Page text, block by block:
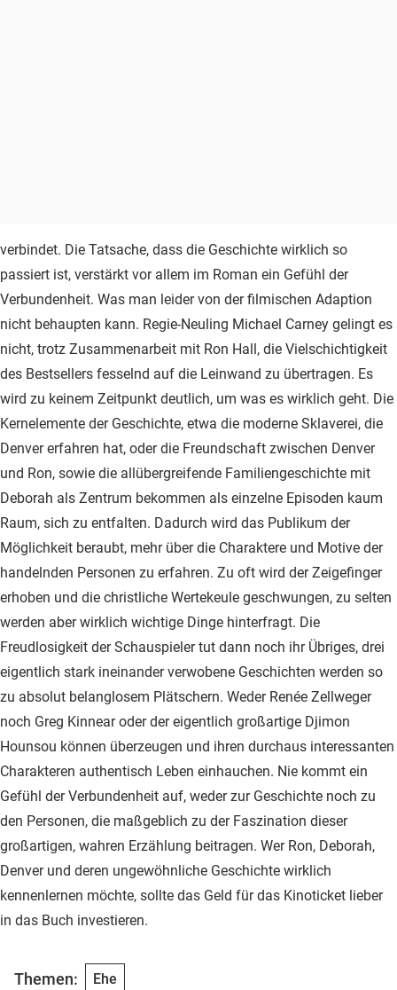
verbindet. Die Tatsache, dass die Geschichte wirklich so
passiert ist, verstärkt vor allem im Roman ein Gefühl der
Verbundenheit. Was man leider von der filmischen Adaption
nicht behaupten kann. Regie-Neuling Michael Carney gelingt es
nicht, trotz Zusammenarbeit mit Ron Hall, die Vielschichtigkeit
des Bestsellers fesselnd auf die Leinwand zu übertragen. Es
wird zu keinem Zeitpunkt deutlich, um was es wirklich geht. Die
Kernelemente der Geschichte, etwa die moderne Sklaverei, die
Denver erfahren hat, oder die Freundschaft zwischen Denver
und Ron, sowie die allübergreifende Familiengeschichte mit
Deborah als Zentrum bekommen als einzelne Episoden kaum
Raum, sich zu entfalten. Dadurch wird das Publikum der
Möglichkeit beraubt, mehr über die Charaktere und Motive der
handelnden Personen zu erfahren. Zu oft wird der Zeigefinger
erhoben und die christliche Wertekeule geschwungen, zu selten
werden aber wirklich wichtige Dinge hinterfragt. Die
Freudlosigkeit der Schauspieler tut dann noch ihr Übriges, drei
eigentlich stark ineinander verwobene Geschichten werden so
zu absolut belanglosem Plätschern. Weder Renée Zellweger
noch Greg Kinnear oder der eigentlich großartige Djimon
Hounsou können überzeugen und ihren durchaus interessanten
Charakteren authentisch Leben einhauchen. Nie kommt ein
Gefühl der Verbundenheit auf, weder zur Geschichte noch zu
den Personen, die maßgeblich zu der Faszination dieser
großartigen, wahren Erzählung beitragen. Wer Ron, Deborah,
Denver und deren ungewöhnliche Geschichte wirklich
kennenlernen möchte, sollte das Geld für das Kinoticket lieber
in das Buch investieren.
Themen: Ehe